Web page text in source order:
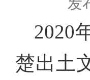
发
2020
楚出土